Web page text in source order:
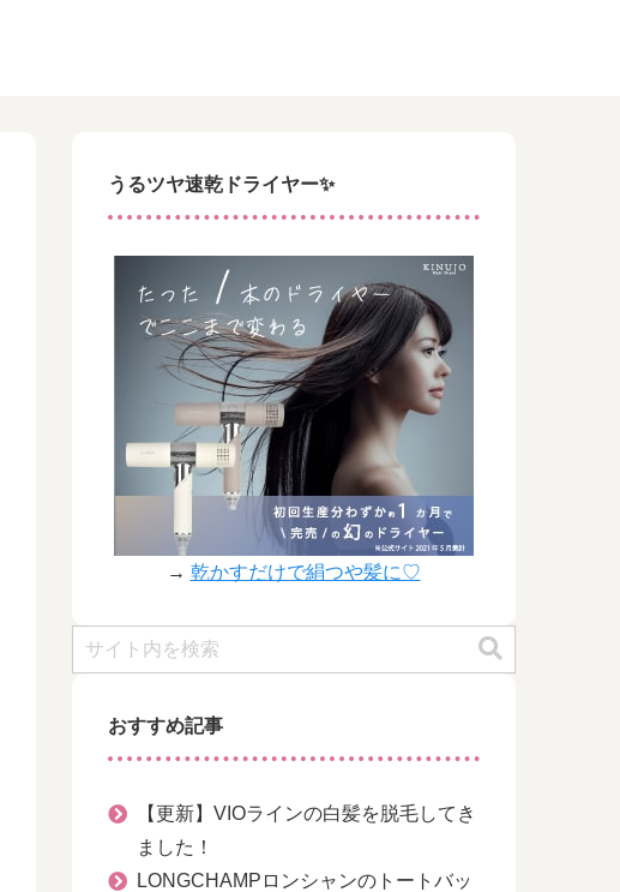
うるツヤ速乾ドライヤー✨
→ 乾かすだけで絹つや髪に♡
おすすめ記事
【更新】VIOラインの白髪を脱毛してき
ました！
LONGCHAMPロンシャンのトートバッ